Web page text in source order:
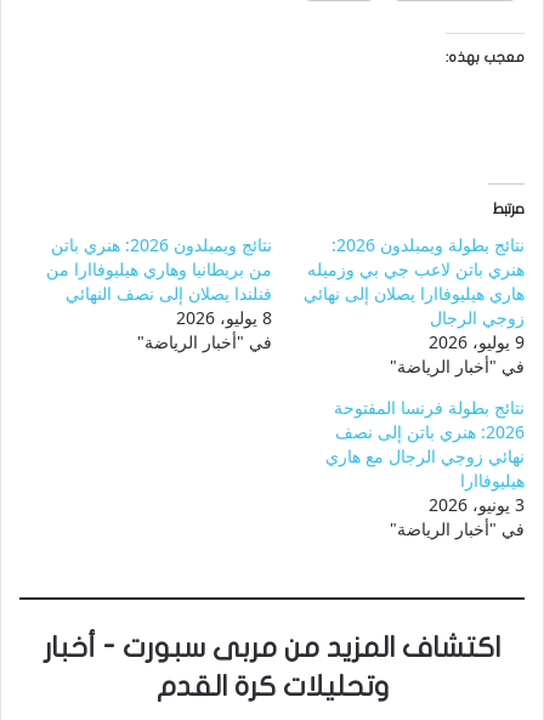
معجب بهذه:
مرتبط
نتائج بطولة ويمبلدون 2026:
هنري باتن لاعب جي بي وزميله
هاري هيليوفاارا يصلان إلى نهائي
زوجي الرجال
9 يوليو، 2026
في "أخبار الرياضة"
نتائج ويمبلدون 2026: هنري باتن
من بريطانيا وهاري هيليوفاارا من
فنلندا يصلان إلى نصف النهائي
8 يوليو، 2026
في "أخبار الرياضة"
نتائج بطولة فرنسا المفتوحة
2026: هنري باتن إلى نصف
نهائي زوجي الرجال مع هاري
هيليوفاارا
3 يونيو، 2026
في "أخبار الرياضة"
اكتشاف المزيد من مربى سبورت - أخبار
وتحليلات كرة القدم